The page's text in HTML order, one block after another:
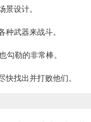
设计。
武器来战斗。
勒的非常棒。
找出并打败他们。